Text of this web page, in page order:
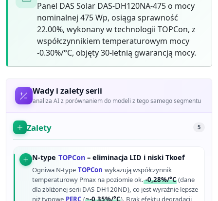
Panel DAS Solar DAS-DH120NA-475 o mocy
nominalnej 475 Wp, osiąga sprawność
22.00%, wykonany w technologii TOPCon, z
współczynnikiem temperaturowym mocy
-0.30%/°C, objęty 30-letnią gwarancją mocy.
Wady i zalety serii
analiza AI z porównaniem do modeli z tego samego segmentu
Zalety 5
N-type TOPCon – eliminacja LID i niski Tkoef
Ogniwa N-type TOPCon wykazują współczynnik
temperaturowy Pmax na poziomie ok.-0,28%/°C (dane
dla zbliżonej serii DAS-DH120ND), co jest wyraźnie lepsze
niż typowe PERC (~-0,35%/°C). Brak efektu degradacji